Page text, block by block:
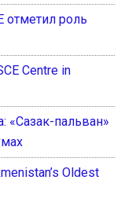
роль
Centre in
«Сазак-пальван»
Oldest